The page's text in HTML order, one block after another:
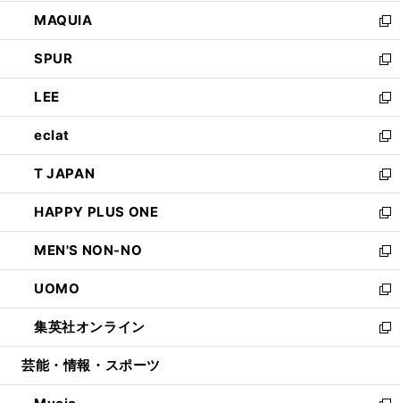
ド
ウ
で
開
く
ウ
ィ
ン
ド
ウ
で
開
く
し
い
ウ
ィ
ン
ド
ウ
で
開
く
MAQUIA
新
し
い
ウ
ィ
ン
ド
ウ
で
開
く
SPUR
新
し
い
ウ
ィ
ン
ド
ウ
で
開
く
LEE
新
し
い
ウ
ィ
ン
ド
ウ
で
開
く
eclat
新
し
い
ウ
ィ
ン
ド
ウ
で
開
く
T JAPAN
新
し
い
ウ
ィ
ン
ド
ウ
で
開
HAPPY PLUS ONE
新
し
い
ウ
ィ
ン
ド
ウ
開
MEN'S NON-NO
新
し
い
ウ
ィ
ン
ウ
UOMO
新
し
い
ウ
ン
集英社オンライン
新
し
ウ
芸能・情報・スポーツ